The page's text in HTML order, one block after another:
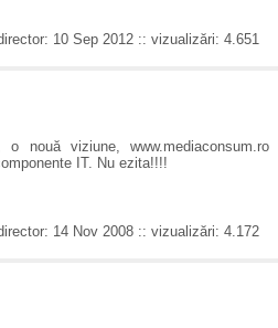
10 Sep 2012 :: vizualizări: 4.651
nouă viziune, www.mediaconsum.ro
IT. Nu ezita!!!!
14 Nov 2008 :: vizualizări: 4.172